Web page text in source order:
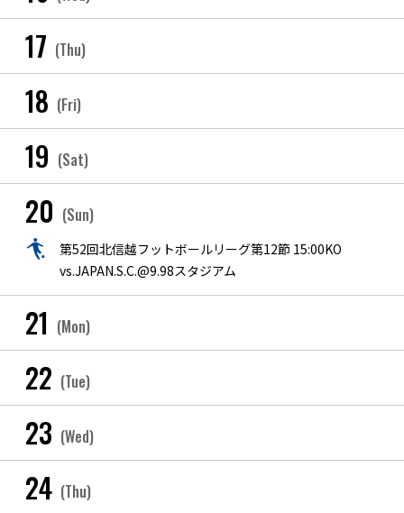
17 (Thu)
18 (Fri)
19 (Sat)
20 (Sun)
第52回北信越フットボールリーグ第12節 15:00KO
vs.JAPAN.S.C.@9.98スタジアム
21 (Mon)
22 (Tue)
23 (Wed)
24 (Thu)